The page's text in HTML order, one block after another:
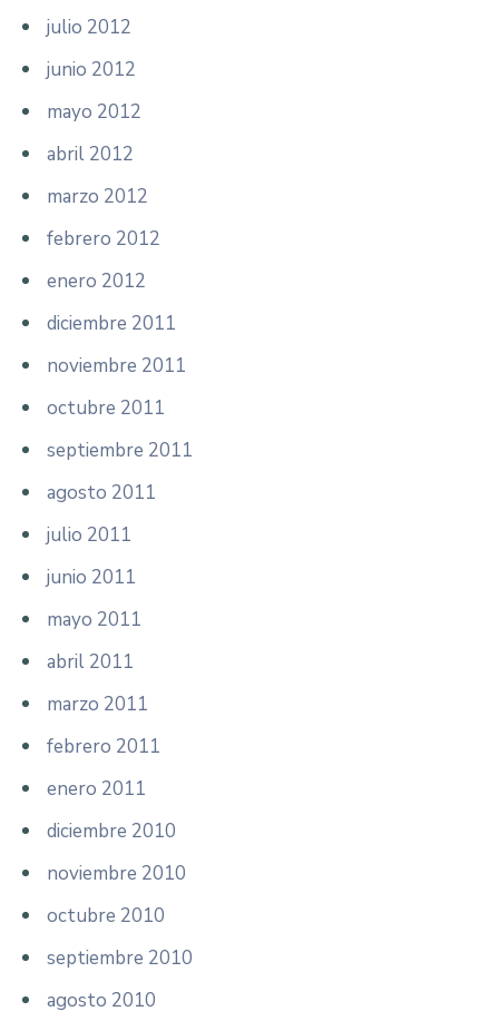
julio 2012
junio 2012
mayo 2012
abril 2012
marzo 2012
febrero 2012
enero 2012
diciembre 2011
noviembre 2011
octubre 2011
septiembre 2011
agosto 2011
julio 2011
junio 2011
mayo 2011
abril 2011
marzo 2011
febrero 2011
enero 2011
diciembre 2010
noviembre 2010
octubre 2010
septiembre 2010
agosto 2010